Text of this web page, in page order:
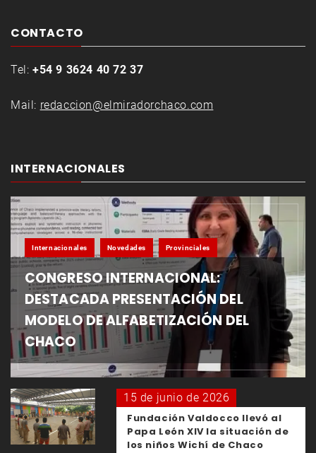
CONTACTO
Tel: +54 9 3624 40 72 37
Mail: redaccion@elmiradorchaco.com
INTERNACIONALES
Internacionales Novedades Provinciales
CONGRESO INTERNACIONAL:
DESTACADA PRESENTACIÓN DEL
MODELO DE ALFABETIZACIÓN DEL
CHACO
15 de junio de 2026
Fundación Valdocco llevó al
Papa León XIV la situación de
los niños Wichí de Chaco